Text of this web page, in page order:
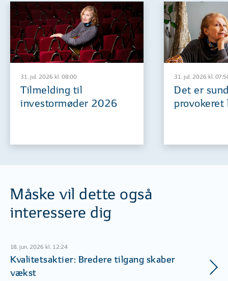
31. jul. 2026 kl. 08:00
Tilmelding til
investormøder 2026
31. jul. 2026 kl.
Det er
provokeret
Måske vil dette også
interessere dig
18. jun. 2026 kl. 12:24
Kvalitetsaktier: Bredere tilgang skaber
vækst